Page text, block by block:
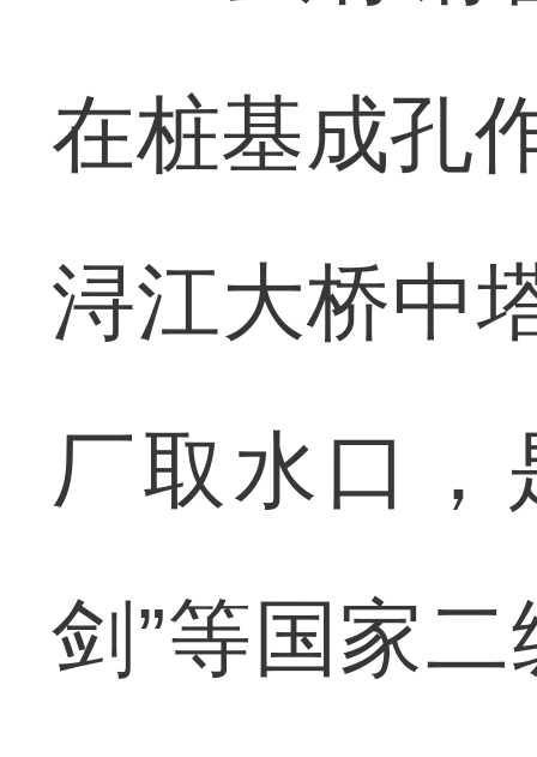
在桩基成孔
浔江大桥中
厂取水口，
剑”等国家